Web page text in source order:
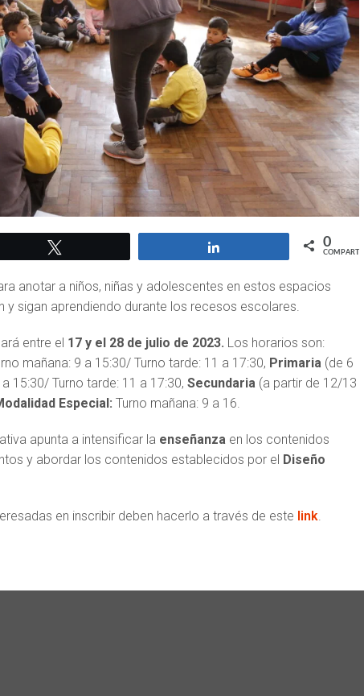
0
COMPARTIR
anotar a niños, niñas y adolescentes en estos espacios
y sigan aprendiendo durante los recesos escolares.
entre el 17 y el 28 de julio de 2023. Los horarios son:
mañana: 9 a 15:30/ Turno tarde: 11 a 17:30, Primaria (de 6
15:30/ Turno tarde: 11 a 17:30, Secundaria (a partir de 12/13
Especial: Turno mañana: 9 a 16.
apunta a intensificar la enseñanzaen los contenidos
y abordar los contenidos establecidos por el Diseño
en inscribir deben hacerlo a través de este link.